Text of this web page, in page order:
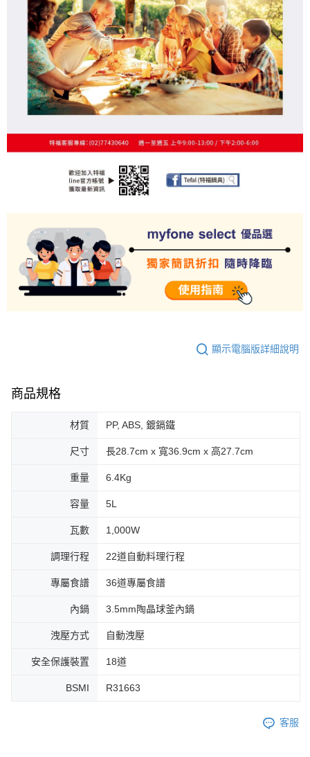
顯示電腦版詳細說明
商品規格
材質 PP, ABS, 鍍鎘鐵
尺寸 長28.7cm x 寬36.9cm x 高27.7cm
重量 6.4Kg
容量 5L
瓦數 1,000W​
調理行程 22道自動料理行程​
專屬食譜 36道專屬食譜​
內鍋 3.5mm陶晶球釜內鍋​
洩壓方式 自動洩壓​
安全保護裝置 18道
BSMI R31663
客服